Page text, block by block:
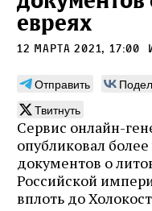
евреях
12 марта 2021, 17:00
Отправить
Твитнуть
Сервис онлайн-
опубликовал
документов о
Российской
вплоть до